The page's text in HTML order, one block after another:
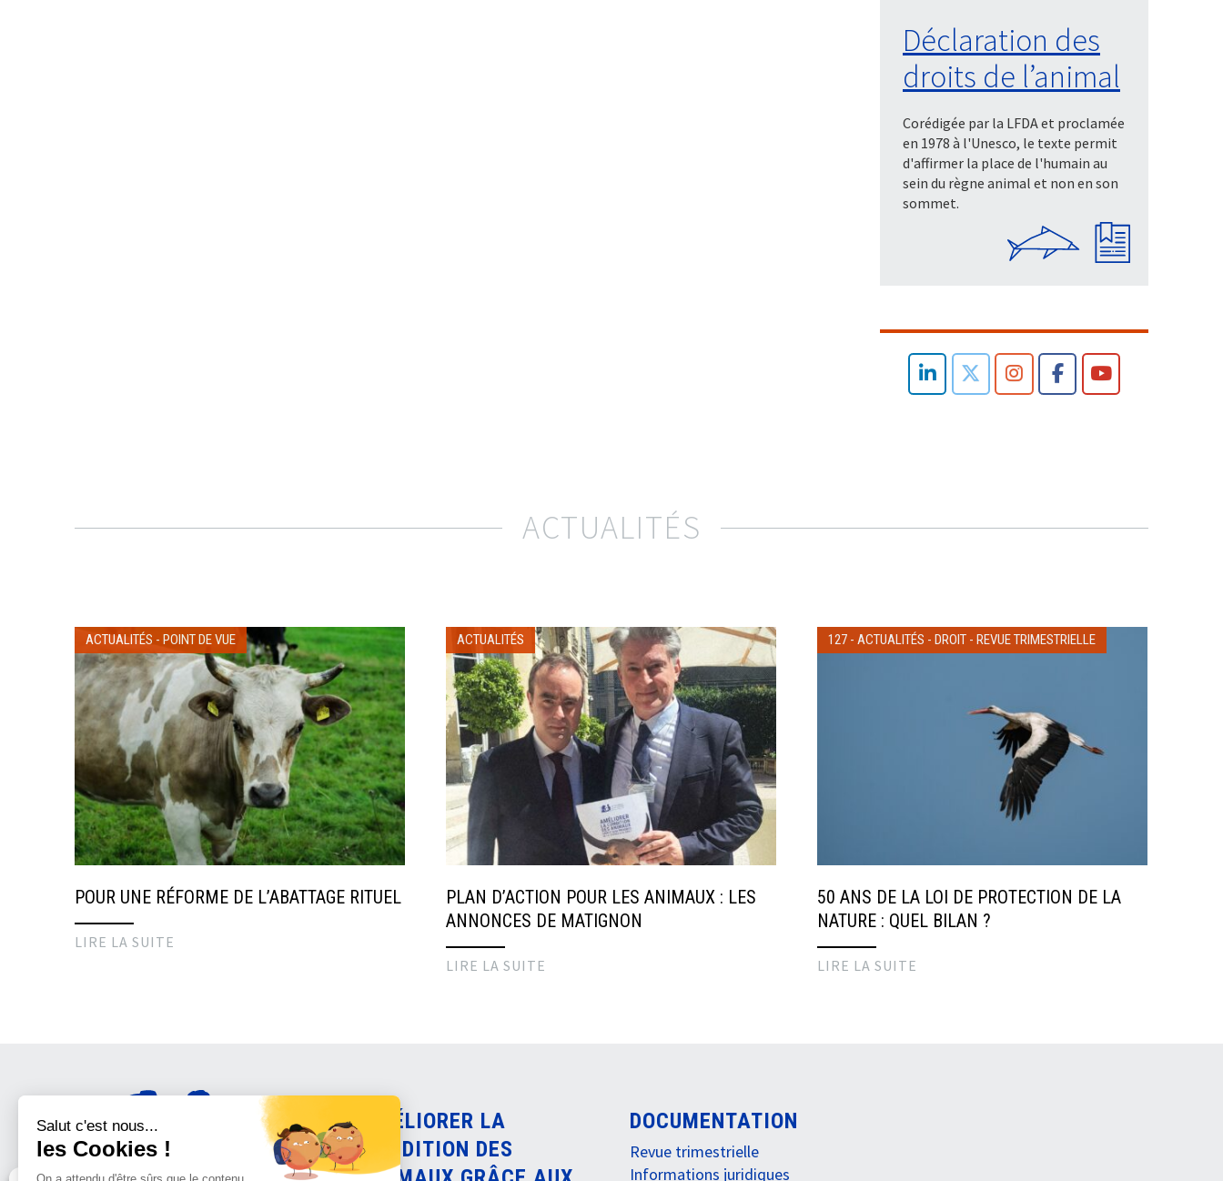
Déclaration des
droits de l’animal
Corédigée par la LFDA et proclamée
en 1978 à l'Unesco, le texte permit
d'affirmer la place de l'humain au
sein du règne animal et non en son
sommet.
ACTUALITÉS
ACTUALITÉS - POINT DE VUE
POUR UNE RÉFORME DE L’ABATTAGE RITUEL
LIRE LA SUITE
ACTUALITÉS
PLAN D’ACTION POUR LES ANIMAUX : LES
ANNONCES DE MATIGNON
LIRE LA SUITE
127- ACTUALITÉS - DROIT- REVUE TRIMESTRIELLE
50 ANS DE LA LOI DE PROTECTION DE LA
NATURE : QUEL BILAN ?
LIRE LA SUITE
AMÉLIORER LA
CONDITION DES
DOCUMENTATION
Revue trimestrielle
Informations juridiques